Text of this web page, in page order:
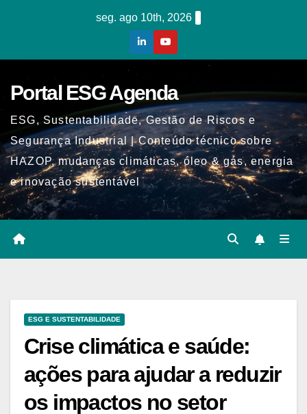
seg. ago 10th, 2026
Portal ESG Agenda
ESG, Sustentabilidade, Gestão de Riscos e
Segurança Industrial | Conteúdo técnico sobre
HAZOP, mudanças climáticas, óleo & gás, energia
e inovação sustentável
ESG E SUSTENTABILIDADE
Crise climática e saúde:
ações para ajudar a reduzir
os impactos no setor